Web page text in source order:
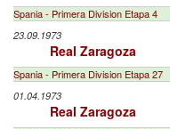
Spania - Primera Division Etapa 4
23.09.1973
Real Zaragoza
Spania - Primera Division Etapa 27
01.04.1973
Real Zaragoza